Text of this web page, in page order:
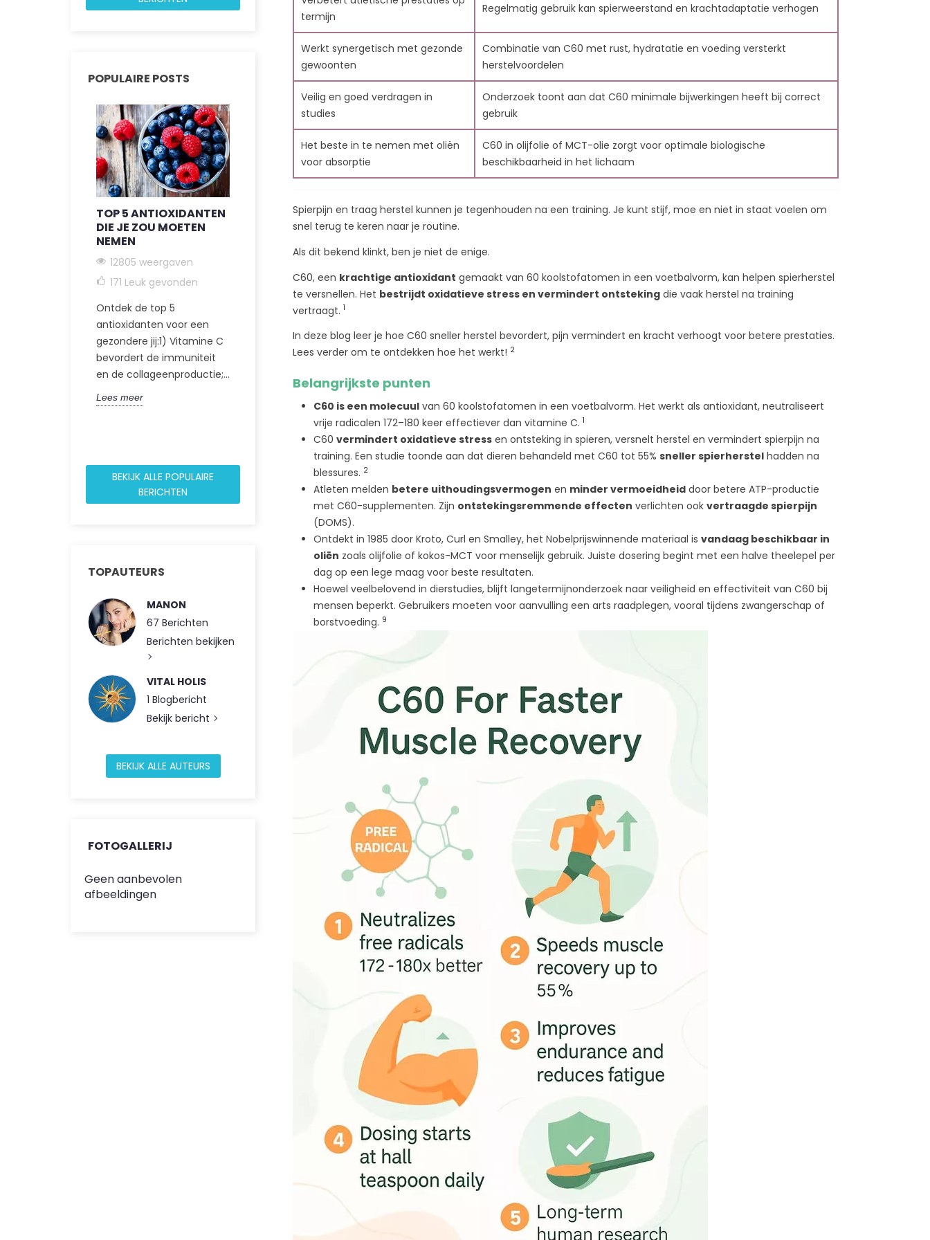
POPULAIRE POSTS
TOP 5 ANTIOXIDANTEN
DIE JE ZOU MOETEN
NEMEN
12805 weergaven
171 Leuk gevonden
Ontdek de top 5
antioxidanten voor een
gezondere jij:1) Vitamine C
bevordert de immuniteit
en de collageenproductie;...
Lees meer
DE VOORDELEN VAN
KOOLSTOF 60-
VEROUDERING
12077 weergaven
Leuk gevonden
Ontdek de ongelooflijke
gezondheidsvoordelen van
molecule die bestaat uit
60 koolstofatomen....
DE
ONTSTEKINGSREMMENDE
60: 10 REDENEN OM HET
11898 weergaven
Ontdek de krachtige
ontstekingsremmende
een natuurlijk fullereen, in
onze verhelderende...
Lees meer
WAT ZIJN C60-
C60 fullerenen zijn
krachtige antioxidante
WAT IS EEN
Een antioxidant is een
aan cellen voorkomt.Het
BEKIJK ALLE POPULAIRE
BERICHTEN
TOPAUTEURS
MANON
67 Berichten
Berichten bekijken
VITAL HOLIS
1 Blogbericht
Bekijk bericht
BEKIJK ALLE AUTEURS
FOTOGALLERIJ
Geen aanbevolen
afbeeldingen
11.2. Hoe verbetert C60 het uithoudingsvermogen en de prestaties van atleten?
11.3. Kan C60 ontstekingen verminderen na het sporten?
11.4. Zijn er andere antioxidanten die goed samenwerken met C60 voor spierkracht?
11.5. Heeft het gebruik van C60 voordelen buiten spierherstel?
12. Referenties
termijn
Regelmatig gebruik kan spierweerstand en krachtadaptatie verhogen
Werkt synergetisch met gezonde
gewoonten
Combinatie van C60 met rust, hydratatie en voeding versterkt
herstelvoordelen
Veilig en goed verdragen in
studies
Onderzoek toont aan dat C60 minimale bijwerkingen heeft bij correct
gebruik
Het beste in te nemen met oliën
voor absorptie
C60 in olijfolie of MCT-olie zorgt voor optimale biologische
beschikbaarheid in het lichaam
Spierpijn en traag herstel kunnen je tegenhouden na een training. Je kunt stijf, moe en niet in staat voelen om
snel terug te keren naar je routine.
Als dit bekend klinkt, ben je niet de enige.
C60, een krachtige antioxidant gemaakt van 60 koolstofatomen in een voetbalvorm, kan helpen spierherstel
te versnellen. Het bestrijdt oxidatieve stress en vermindert ontsteking die vaak herstel na training
vertraagt. 1
In deze blog leer je hoe C60 sneller herstel bevordert, pijn vermindert en kracht verhoogt voor betere prestaties.
Lees verder om te ontdekken hoe het werkt! 2
Belangrijkste punten
C60 is een molecuul van 60 koolstofatomen in een voetbalvorm. Het werkt als antioxidant, neutraliseert
vrije radicalen 172–180 keer effectiever dan vitamine C. 1
C60 vermindert oxidatieve stress en ontsteking in spieren, versnelt herstel en vermindert spierpijn na
training. Een studie toonde aan dat dieren behandeld met C60 tot 55% sneller spierherstel hadden na
blessures. 2
Atleten melden betere uithoudingsvermogen en minder vermoeidheid door betere ATP-productie
met C60-supplementen. Zijn ontstekingsremmende effecten verlichten ook vertraagde spierpijn
(DOMS).
Ontdekt in 1985 door Kroto, Curl en Smalley, het Nobelprijswinnende materiaal is vandaag beschikbaar in
oliën zoals olijfolie of kokos-MCT voor menselijk gebruik. Juiste dosering begint met een halve theelepel per
dag op een lege maag voor beste resultaten.
Hoewel veelbelovend in dierstudies, blijft langetermijnonderzoek naar veiligheid en effectiviteit van C60 bij
mensen beperkt. Gebruikers moeten voor aanvulling een arts raadplegen, vooral tijdens zwangerschap of
borstvoeding. 9